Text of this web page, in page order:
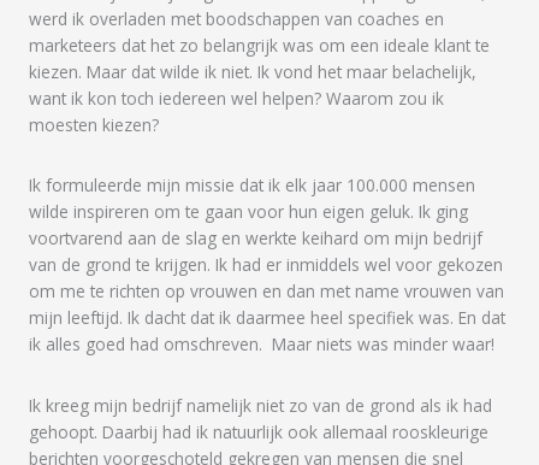
werd ik overladen met boodschappen van coaches en
marketeers dat het zo belangrijk was om een ideale klant te
kiezen. Maar dat wilde ik niet. Ik vond het maar belachelijk,
want ik kon toch iedereen wel helpen? Waarom zou ik
moesten kiezen?
Ik formuleerde mijn missie dat ik elk jaar 100.000 mensen
wilde inspireren om te gaan voor hun eigen geluk. Ik ging
voortvarend aan de slag en werkte keihard om mijn bedrijf
van de grond te krijgen. Ik had er inmiddels wel voor gekozen
om me te richten op vrouwen en dan met name vrouwen van
mijn leeftijd. Ik dacht dat ik daarmee heel specifiek was. En dat
ik alles goed had omschreven. Maar niets was minder waar!
Ik kreeg mijn bedrijf namelijk niet zo van de grond als ik had
gehoopt. Daarbij had ik natuurlijk ook allemaal rooskleurige
berichten voorgeschoteld gekregen van mensen die snel